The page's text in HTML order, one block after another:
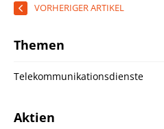
VORHERIGER ARTIKEL
Themen
Telekommunikationsdienste
Aktien